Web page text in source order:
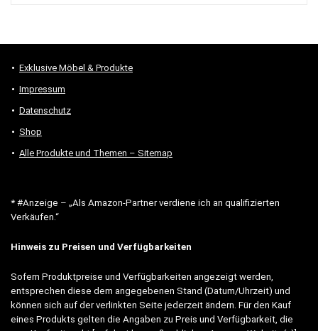
Exklusive Möbel & Produkte
Impressum
Datenschutz
Shop
Alle Produkte und Themen – Sitemap
* #Anzeige – „Als Amazon-Partner verdiene ich an qualifizierten
Verkäufen.“
Hinweis zu Preisen und Verfügbarkeiten
Sofern Produktpreise und Verfügbarkeiten angezeigt werden,
entsprechen diese dem angegebenen Stand (Datum/Uhrzeit) und
können sich auf der verlinkten Seite jederzeit ändern. Für den Kauf
eines Produkts gelten die Angaben zu Preis und Verfügbarkeit, die